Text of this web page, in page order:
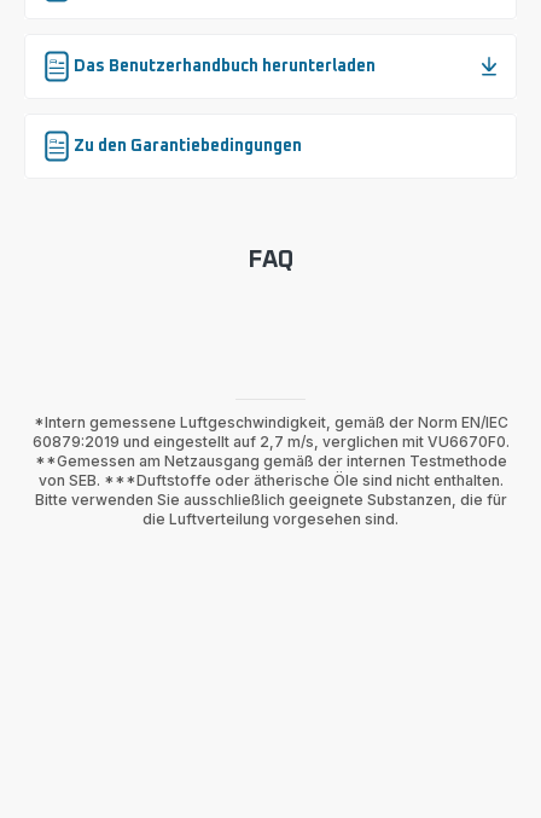
Das Benutzerhandbuch herunterladen
Zu den Garantiebedingungen
FAQ
*Intern gemessene Luftgeschwindigkeit, gemäß der Norm EN/IEC
60879:2019 und eingestellt auf 2,7 m/s, verglichen mit VU6670F0.
**Gemessen am Netzausgang gemäß der internen Testmethode
von SEB. ***Duftstoffe oder ätherische Öle sind nicht enthalten.
Bitte verwenden Sie ausschließlich geeignete Substanzen, die für
die Luftverteilung vorgesehen sind.